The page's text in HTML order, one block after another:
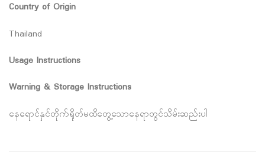
Country of Origin
Thailand
Usage Instructions
Warning & Storage Instructions
နေရောင်နှင်တိုက်ရိုတ်မထိတွေ့သောနေရာတွင်သိမ်းဆည်းပါ